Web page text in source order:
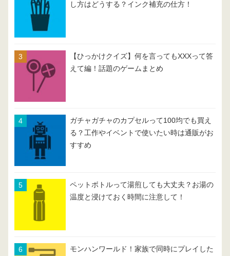
し方はどうする？インク補充の仕方！
【ひっかけクイズ】何を言ってもXXXって答
えて編！話題のゲームまとめ
ガチャガチャのカプセルって100均でも買え
る？工作やイベントで使いたい時は通販がお
すすめ
ペットボトルって湯煎しても大丈夫？お湯の
温度と浸けておく時間に注意して！
モンハンワールド！家族で同時にプレイした